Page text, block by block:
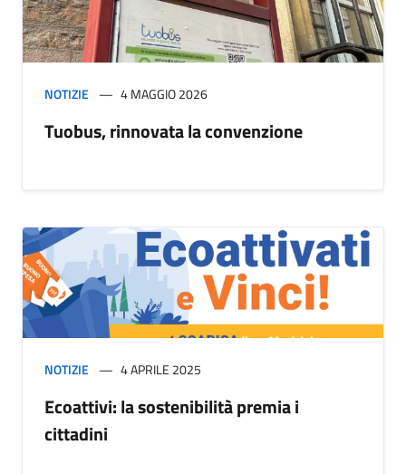
NOTIZIE 4 MAGGIO 2026
Tuobus, rinnovata la convenzione
NOTIZIE 4 APRILE 2025
Ecoattivi: la sostenibilità premia i
cittadini